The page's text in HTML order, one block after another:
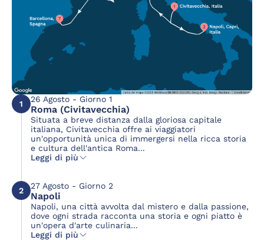
1 26 Agosto - Giorno 1
Roma (Civitavecchia)
Situata a breve distanza dalla gloriosa capitale
italiana, Civitavecchia offre ai viaggiatori
un'opportunità unica di immergersi nella ricca storia
e cultura dell'antica Roma...
Leggi di più
2 27 Agosto - Giorno 2
Napoli
Napoli, una città avvolta dal mistero e dalla passione,
dove ogni strada racconta una storia e ogni piatto è
un'opera d'arte culinaria...
Leggi di più